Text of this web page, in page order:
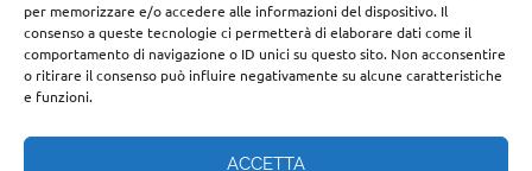
per memorizzare e/o accedere alle informazioni del dispositivo. Il
consenso a queste tecnologie ci permetterà di elaborare dati come il
comportamento di navigazione o ID unici su questo sito. Non acconsentire
o ritirare il consenso può influire negativamente su alcune caratteristiche
e funzioni.
ACCETTA